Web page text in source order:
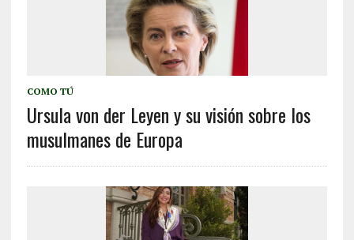
COMO TÚ
Ursula von der Leyen y su visión sobre los
musulmanes de Europa